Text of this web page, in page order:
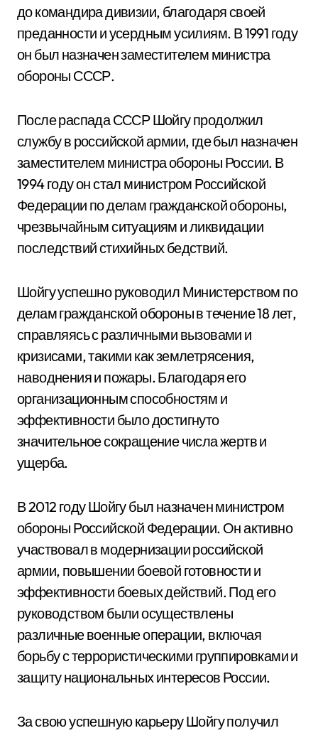
до командира дивизии, благодаря своей
преданности и усердным усилиям. В 1991 году
он был назначен заместителем министра
обороны СССР.
После распада СССР Шойгу продолжил
службу в российской армии, где был назначен
заместителем министра обороны России. В
1994 году он стал министром Российской
Федерации по делам гражданской обороны,
чрезвычайным ситуациям и ликвидации
последствий стихийных бедствий.
Шойгу успешно руководил Министерством по
делам гражданской обороны в течение 18 лет,
справляясь с различными вызовами и
кризисами, такими как землетрясения,
наводнения и пожары. Благодаря его
организационным способностям и
эффективности было достигнуто
значительное сокращение числа жертв и
ущерба.
В 2012 году Шойгу был назначен министром
обороны Российской Федерации. Он активно
участвовал в модернизации российской
армии, повышении боевой готовности и
эффективности боевых действий. Под его
руководством были осуществлены
различные военные операции, включая
борьбу с террористическими группировками и
защиту национальных интересов России.
За свою успешную карьеру Шойгу получил